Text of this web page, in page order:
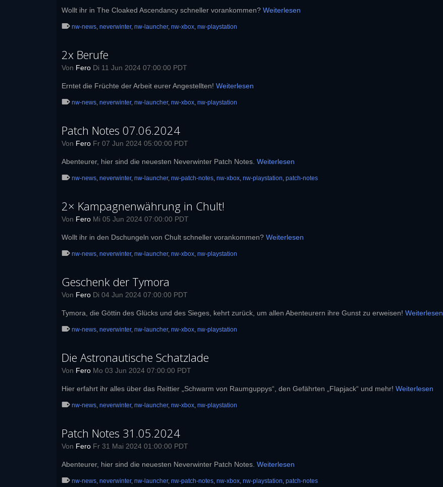
Wollt ihr in The Cloaked Ascendancy schneller vorankommen? Weiterlesen
nw-news, neverwinter, nw-launcher, nw-xbox, nw-playstation
2x Berufe
Von Fero Di 11 Jun 2024 07:00:00 PDT
Erntet die Früchte der Arbeit eurer Angestellten! Weiterlesen
nw-news, neverwinter, nw-launcher, nw-xbox, nw-playstation
Patch Notes 07.06.2024
Von Fero Fr 07 Jun 2024 05:00:00 PDT
Abenteurer, hier sind die neuesten Neverwinter Patch Notes. Weiterlesen
nw-news, neverwinter, nw-launcher, nw-patch-notes, nw-xbox, nw-playstation, patch-notes
2× Kampagnenwährung in Chult!
Von Fero Mi 05 Jun 2024 07:00:00 PDT
Wollt ihr in den Dschungeln von Chult schneller vorankommen? Weiterlesen
nw-news, neverwinter, nw-launcher, nw-xbox, nw-playstation
Geschenk der Tymora
Von Fero Di 04 Jun 2024 07:00:00 PDT
Tymora, die Göttin des Glücks und des Sieges, kehrt zurück, um allen Abenteurern ihre Gunst zu erweisen! Weiterlesen
nw-news, neverwinter, nw-launcher, nw-xbox, nw-playstation
Die Astronautische Schatzlade
Von Fero Mo 03 Jun 2024 07:00:00 PDT
Hier erfahrt ihr alles über das Reittier „Schwarm von Raumguppys“, den Gefährten „Flapjack“ und mehr! Weiterlesen
nw-news, neverwinter, nw-launcher, nw-xbox, nw-playstation
Patch Notes 31.05.2024
Von Fero Fr 31 Mai 2024 01:00:00 PDT
Abenteurer, hier sind die neuesten Neverwinter Patch Notes. Weiterlesen
nw-news, neverwinter, nw-launcher, nw-patch-notes, nw-xbox, nw-playstation, patch-notes